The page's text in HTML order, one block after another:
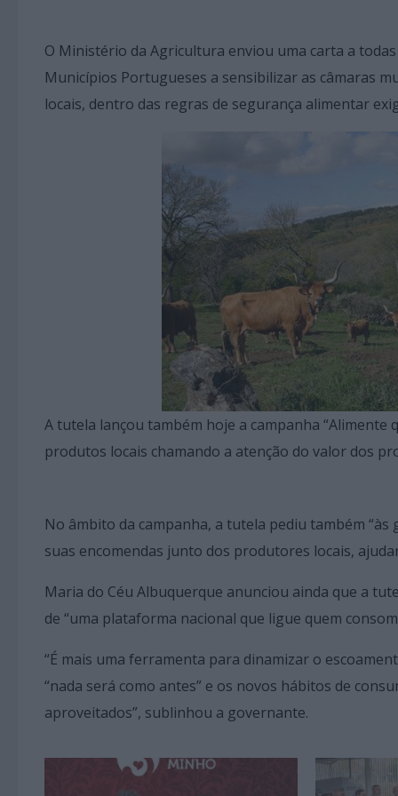
O Ministério da Agricultura enviou uma carta a
Municípios Portugueses a sensibilizar as câmaras
locais, dentro das regras de segurança alimentar
A tutela lançou também hoje a campanha “Alimente
produtos locais chamando a atenção do valor dos
No âmbito da campanha, a tutela pediu também
suas encomendas junto dos produtores locais,
Maria do Céu Albuquerque anunciou ainda que a
de “uma plataforma nacional que ligue quem
“É mais uma ferramenta para dinamizar o
“nada será como antes” e os novos hábitos de
aproveitados”, sublinhou a governante.